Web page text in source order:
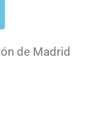
de Madrid